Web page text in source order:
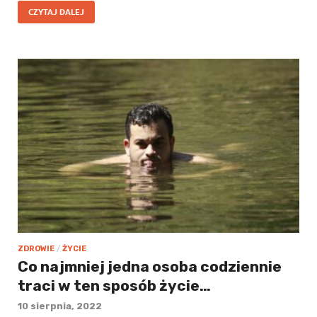
CZYTAJ DALEJ
ZDROWIE / ŻYCIE
Co najmniej jedna osoba codziennie
traci w ten sposób życie…
10 sierpnia, 2022